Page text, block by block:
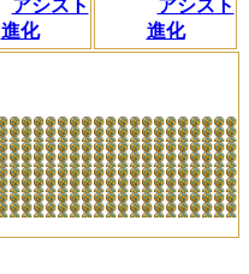
アシスト
進化
アシスト
進化